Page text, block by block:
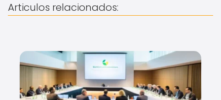
Articulos relacionados: